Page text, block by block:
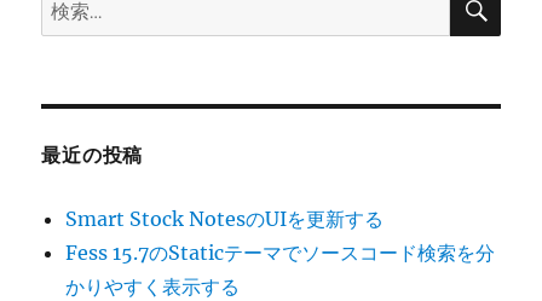
ー
送
り
索:
最近の投稿
Smart Stock NotesのUIを更新する
Fess 15.7のStaticテーマでソースコード検索を分
かりやすく表示する